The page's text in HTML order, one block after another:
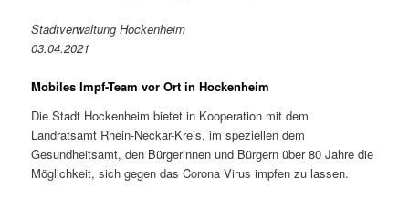
Stadtverwaltung Hockenheim
03.04.2021
Mobiles Impf-Team vor Ort in Hockenheim
Die Stadt Hockenheim bietet in Kooperation mit dem
Landratsamt Rhein-Neckar-Kreis, im speziellen dem
Gesundheitsamt, den Bürgerinnen und Bürgern über 80 Jahre die
Möglichkeit, sich gegen das Corona Virus impfen zu lassen.